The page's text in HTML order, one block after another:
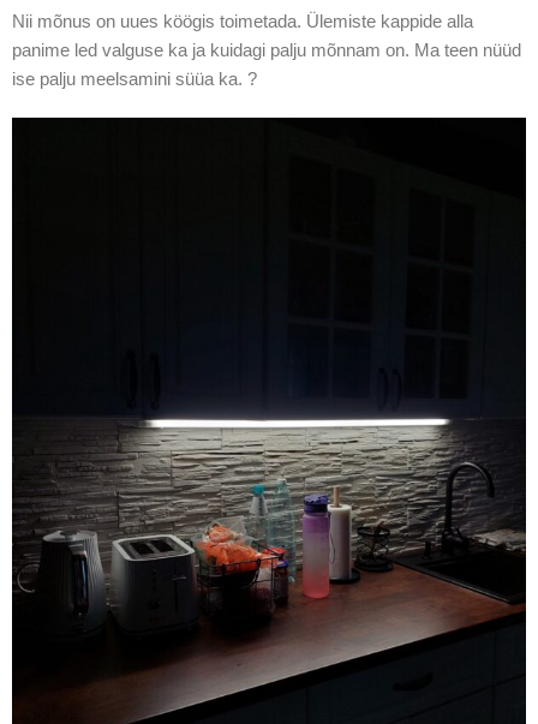
Nii mõnus on uues köögis toimetada. Ülemiste kappide alla
panime led valguse ka ja kuidagi palju mõnnam on. Ma teen nüüd
ise palju meelsamini süüa ka. ?